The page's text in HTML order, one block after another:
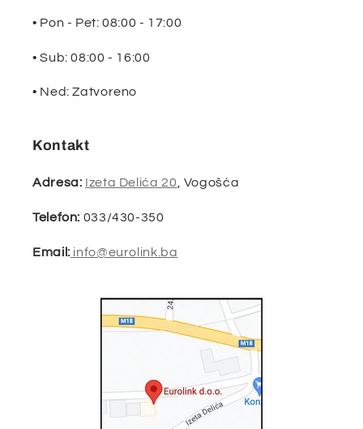
• Pon - Pet: 08:00 - 17:00
• Sub: 08:00 - 16:00
• Ned: Zatvoreno
Kontakt
Adresa: Izeta Delića 20, Vogošća
Telefon: 033/430-350
Email: info@eurolink.ba